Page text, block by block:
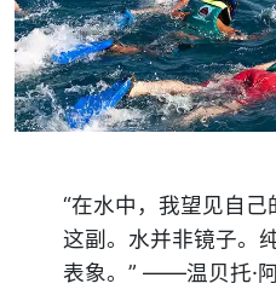
“在水中，我望见自
这副。水并非镜子。
表象。” ——温贝托·